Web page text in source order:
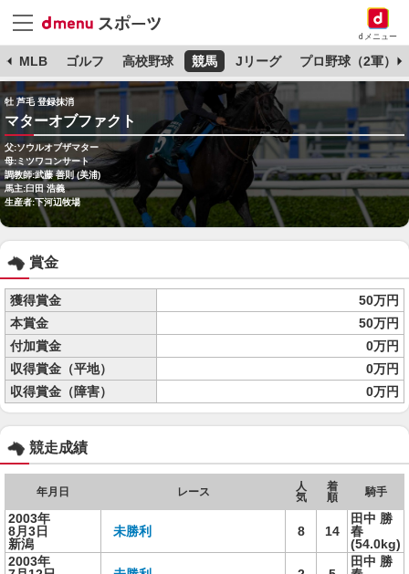
dメニュー
MLB ゴルフ 高校野球 競馬 Jリーグ プロ野球（2軍）
牡 芦毛 登録抹消
マターオブファクト
父:ソウルオブザマター
母:ミツワコンサート
調教師:武藤 善則 (美浦)
馬主:臼田 浩義
生産者:下河辺牧場
賞金
獲得賞金
50万円
本賞金
50万円
付加賞金
0万円
収得賞金（平地）
0万円
収得賞金（障害）
0万円
競走成績
年月日 レース
人
気
着
順
騎手
2003年
8月3日
新潟
未勝利 8 14
田中 勝
春
(54.0kg)
2003年
田中 勝